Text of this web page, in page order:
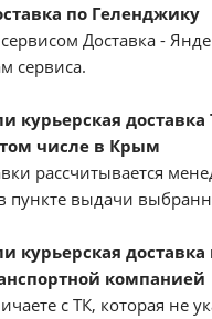
по Геленджику
Доставка -
сервиса.
курьерская доставка
числе в Крым
рассчитывается
пункте выдачи
курьерская
компанией
с ТК, которая не